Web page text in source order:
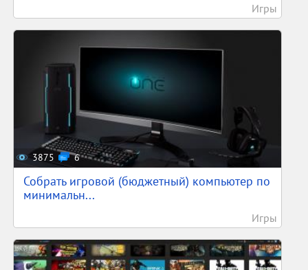
Игры
3875 6
Собрать игровой (бюджетный) компьютер по
минимальн...
Игры